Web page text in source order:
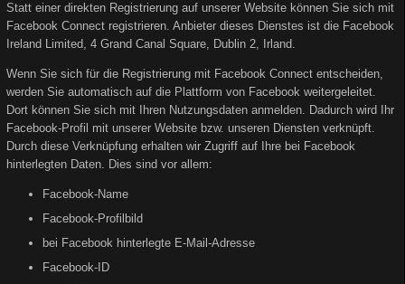
Statt einer direkten Registrierung auf unserer Website können Sie sich mit
Facebook Connect registrieren. Anbieter dieses Dienstes ist die Facebook
Ireland Limited, 4 Grand Canal Square, Dublin 2, Irland.
Wenn Sie sich für die Registrierung mit Facebook Connect entscheiden,
werden Sie automatisch auf die Plattform von Facebook weitergeleitet.
Dort können Sie sich mit Ihren Nutzungsdaten anmelden. Dadurch wird Ihr
Facebook-Profil mit unserer Website bzw. unseren Diensten verknüpft.
Durch diese Verknüpfung erhalten wir Zugriff auf Ihre bei Facebook
hinterlegten Daten. Dies sind vor allem:
Facebook-Name
Facebook-Profilbild
bei Facebook hinterlegte E-Mail-Adresse
Facebook-ID